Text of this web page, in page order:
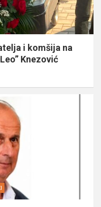
i komšija na
Knezović